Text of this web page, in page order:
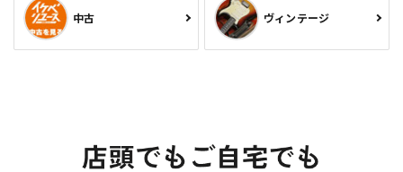
中古 ヴィンテージ